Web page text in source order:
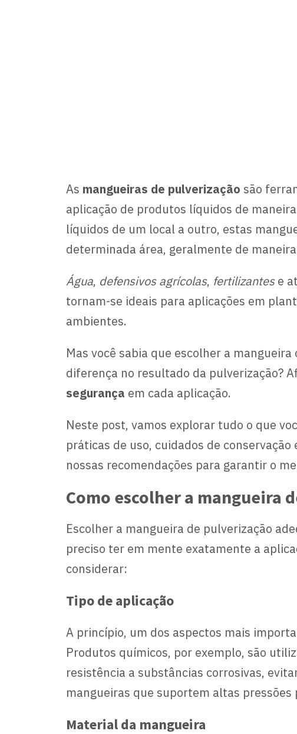
As mangueiras de pulverização são
aplicação de produtos líquidos de
líquidos de um local a outro, estas
determinada área, geralmente de
Água, defensivos agrícolas, fertilizantese
tornam-se ideais para aplicações em
ambientes.
Mas você sabia que escolher a
diferença no resultado da pulverização?
segurança em cada aplicação.
Neste post, vamos explorar tudo o que
práticas de uso, cuidados de
nossas recomendações para garantir o
Como escolher a mangueira
Escolher a mangueira de pulverização
preciso ter em mente exatamente a
considerar:
Tipo de aplicação
A princípio, um dos aspectos mais
Produtos químicos, por exemplo, são
resistência a substâncias corrosivas,
mangueiras que suportem altas
Material da mangueira